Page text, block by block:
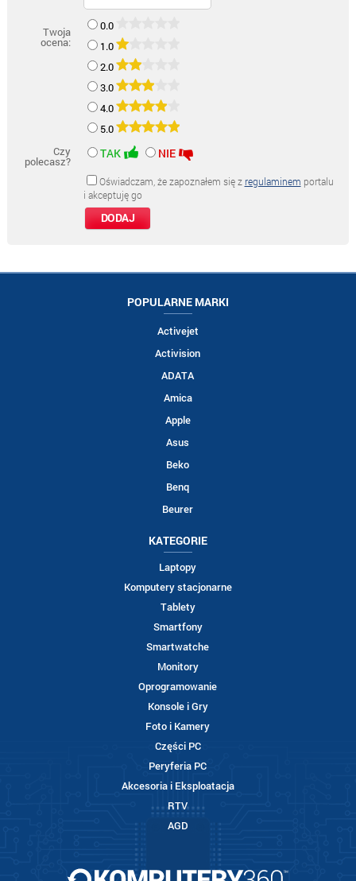
Twoja
ocena:
0.0
1.0
2.0
3.0
4.0
5.0
Czy
polecasz?
TAK NIE
Oświadczam, że zapoznałem się z regulaminem portalu
i akceptuję go
POPULARNE MARKI
Activejet
Activision
ADATA
Amica
Apple
Asus
Beko
Benq
Beurer
KATEGORIE
Laptopy
Komputery stacjonarne
Tablety
Smartfony
Smartwatche
Monitory
Oprogramowanie
Konsole i Gry
Foto i Kamery
Części PC
Peryferia PC
Akcesoria i Eksploatacja
RTV
AGD